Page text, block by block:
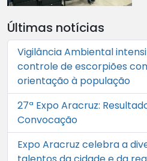
Últimas notícias
Vigilância Ambiental
controle de escorpiões
orientação à população
27ª Expo Aracruz:
Convocação
Expo Aracruz celebra a